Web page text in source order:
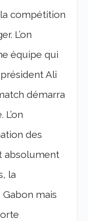
compétition
L’on
équipe qui
Ali
démarra
des
absolument
la
mais